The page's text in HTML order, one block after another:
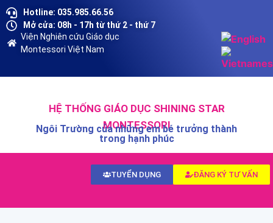
Hotline: 035.985.66.56
Mở cửa: 08h - 17h từ thứ 2 - thứ 7
Viện Nghiên cứu Giáo dục
Montessori Việt Nam
HỆ THỐNG GIÁO DỤC SHINING STAR
MONTESSORI
Ngôi Trường của những em bé trưởng thành
trong hạnh phúc
ĐĂNG KÝ TƯ VẤN
TUYỂN DỤNG